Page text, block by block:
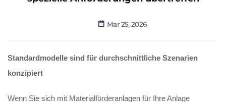
Mar 25, 2026
Standardmodelle sind für durchschnittliche Szenarien
konzipiert
Wenn Sie sich mit Materialförderanlagen für Ihre Anlage